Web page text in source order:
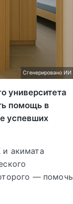
Сгенерировано ИИ
университета
помощь в
успевших
и акимата
— помочь